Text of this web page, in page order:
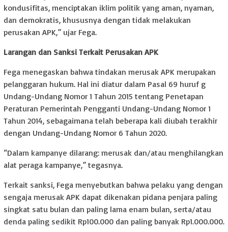
kondusifitas, menciptakan iklim politik yang aman, nyaman,
dan demokratis, khususnya dengan tidak melakukan
perusakan APK,” ujar Fega.
Larangan dan Sanksi Terkait Perusakan APK
Fega menegaskan bahwa tindakan merusak APK merupakan
pelanggaran hukum. Hal ini diatur dalam Pasal 69 huruf g
Undang-Undang Nomor 1 Tahun 2015 tentang Penetapan
Peraturan Pemerintah Pengganti Undang-Undang Nomor 1
Tahun 2014, sebagaimana telah beberapa kali diubah terakhir
dengan Undang-Undang Nomor 6 Tahun 2020.
“Dalam kampanye dilarang: merusak dan/atau menghilangkan
alat peraga kampanye,” tegasnya.
Terkait sanksi, Fega menyebutkan bahwa pelaku yang dengan
sengaja merusak APK dapat dikenakan pidana penjara paling
singkat satu bulan dan paling lama enam bulan, serta/atau
denda paling sedikit Rp100.000 dan paling banyak Rp1.000.000.